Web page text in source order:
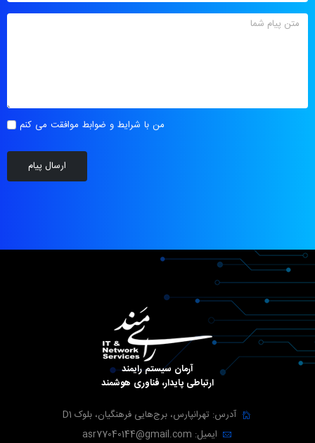
من با شرایط و ضوابط موافقت می کنم
آرمان سیستم رایمند
ارتباطی پایدار، فناوری هوشمند
آدرس: تهرانپارس، برج‌هایی فرهنگیان، بلوک D1
ایمیل: asr77040144@gmail.com